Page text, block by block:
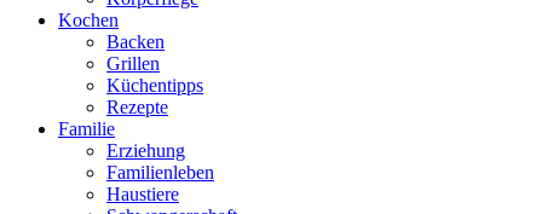
Kochen
Backen
Grillen
Küchentipps
Rezepte
Familie
Erziehung
Familienleben
Haustiere